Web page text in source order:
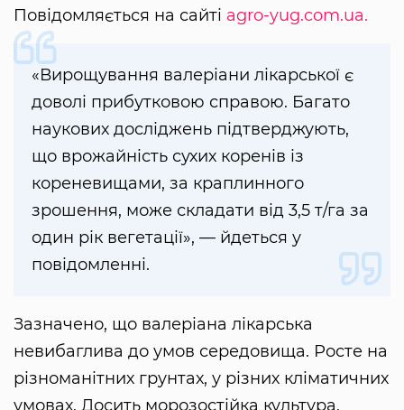
Повідомляється на сайті agro-yug.com.ua.
«Вирощування валеріани лікарської є
доволі прибутковою справою. Багато
наукових досліджень підтверджують,
що врожайність сухих коренів із
кореневищами, за краплинного
зрошення, може складати від 3,5 т/га за
один рік вегетації», — йдеться у
повідомленні.
Зазначено, що валеріана лікарська
невибаглива до умов середовища. Росте на
різноманітних грунтах, у різних кліматичних
умовах. Досить морозостійка культура.